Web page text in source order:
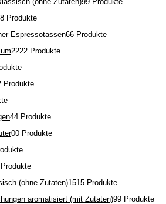
8 Produkte
Espressotassen66 Produkte
2222 Produkte
Produkte
44 Produkte
00 Produkte
(ohne Zutaten)1515 Produkte
aromatisiert (mit Zutaten)99 Produkte